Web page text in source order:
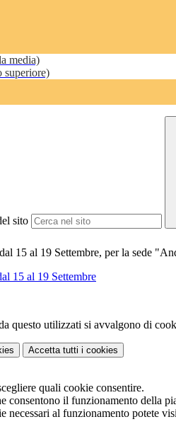
media)
superiore)
sito
15 al 19 Settembre, per la sede
15 al 19 Settembre
questo utilizzati si avvalgono di
Accetta tutti i cookies
quali cookie consentire.
consentono il funzionamento della
necessari al funzionamento potete